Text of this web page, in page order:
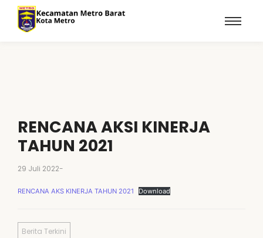
RENCANA AKSI KINERJA
TAHUN 2021
29 Juli 2022-
RENCANA AKS KINERJA TAHUN 2021 Download
Berita Terkini